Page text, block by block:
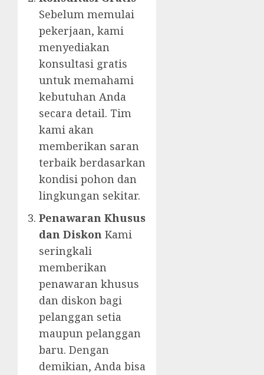
Sebelum memulai
pekerjaan, kami
menyediakan
konsultasi gratis
untuk memahami
kebutuhan Anda
secara detail. Tim
kami akan
memberikan saran
terbaik berdasarkan
kondisi pohon dan
lingkungan sekitar.
Penawaran Khusus
dan Diskon Kami
seringkali
memberikan
penawaran khusus
dan diskon bagi
pelanggan setia
maupun pelanggan
baru. Dengan
demikian, Anda bisa